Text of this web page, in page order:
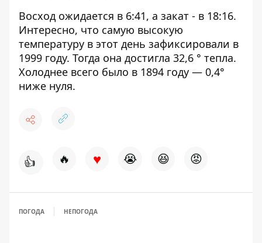
Восход ожидается в 6:41, а закат - в 18:16.
Интересно, что самую высокую
температуру в этот день зафиксировали в
1999 году. Тогда она достигла 32,6 ° тепла.
Холоднее всего было в 1894 году — 0,4°
ниже нуля.
👍 🔥 ♥ 😭 😆 😡
ПОГОДА НЕПОГОДА